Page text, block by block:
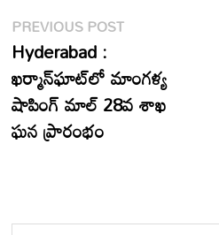
Post
navigation
PREVIOUS POSTPrevious
Hyderabad :
ఖర్మాన్‌ఘాట్‌లో మాంగళ్య
షాపింగ్ మాల్ 28వ శాఖ
ఘన ప్రారంభం